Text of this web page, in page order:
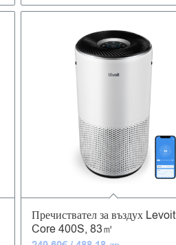
Пречиствател за въздух Levoit
Core 400S, 83㎡